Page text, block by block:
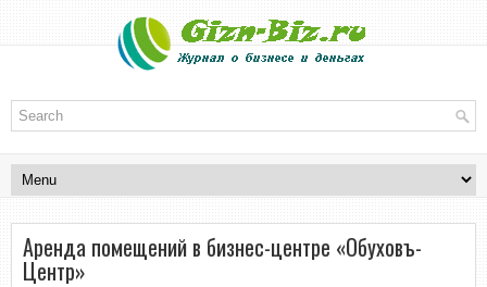
Аренда помещений в бизнес-центре «Обуховъ-
Центр»